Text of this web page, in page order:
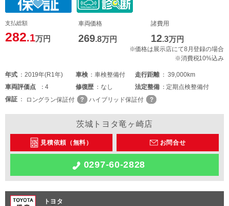
支払総額
282.1万円
車両価格
269.8万円
諸費用
12.3万円
※価格は展示店にて8月登録の場合
※消費税10%込み
年式 2019年(R1年) 車検 車検整備付 走行距離
39,000km
車両評価点 4 修復歴 なし 法定整備
定期点検整備付
保証
ロングラン保証付 ハイブリッド保証付
茨城トヨタ竜ヶ崎店
見積依頼（無料） お問合せ
0297-60-2828
トヨタ